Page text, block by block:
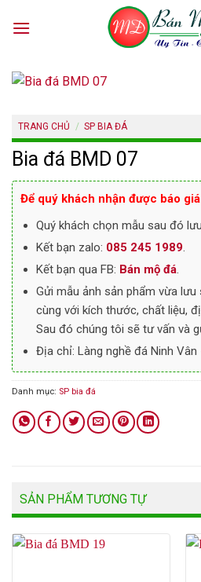
TRANG CHỦ / SP BIA ĐÁ
Bia đá BMD 07
Để quý khách nhận được báo
Quý khách chọn mẫu sau đó
Kết bạn zalo: 085 245 1989.
Kết bạn qua FB: Bán mộ đá.
Gửi mẫu ảnh sản phẩm vừa
cùng với kích thước, chất liệu,
Sau đó chúng tôi sẽ tư vấn và
Địa chỉ: Làng nghề đá Ninh Vân
Danh mục: SP bia đá
SẢN PHẨM TƯƠNG TỰ